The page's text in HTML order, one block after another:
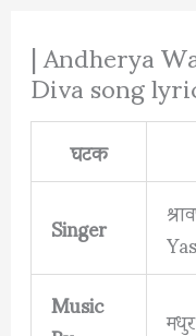
| Andherya
Diva song
घटक
Singer
Music